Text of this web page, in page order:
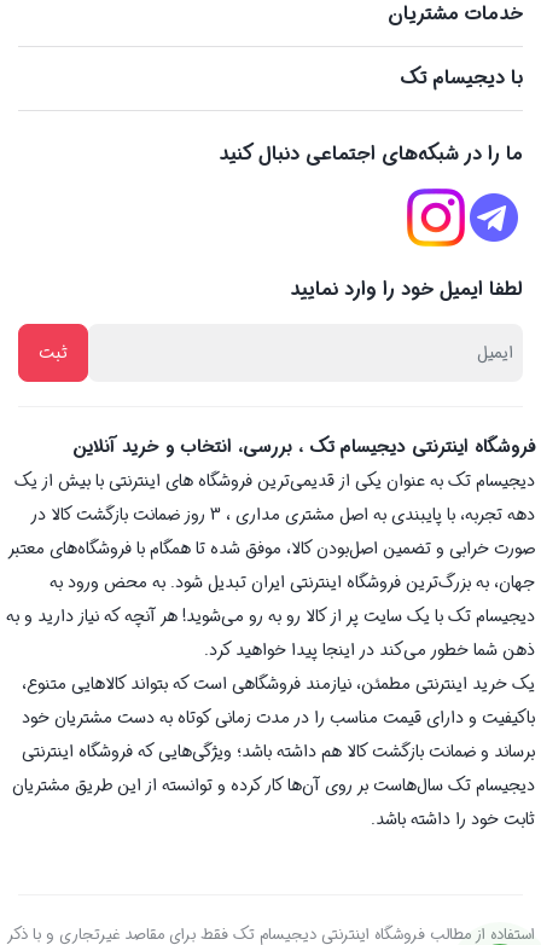
خدمات مشتریان
با دیجیسام تک
ما را در شبکه‌های اجتماعی دنبال کنید
لطفا ایمیل خود را وارد نمایید
فروشگاه اینترنتی دیجیسام تک ، بررسی، انتخاب و خرید آنلاین
دیجیسام تک به عنوان یکی از قدیمی‌ترین فروشگاه های اینترنتی با بیش از یک
دهه تجربه، با پایبندی به اصل مشتری مداری ، 3 روز ضمانت بازگشت کالا در
صورت خرابی و تضمین اصل‌بودن کالا، موفق شده تا همگام با فروشگاه‌های معتبر
جهان، به بزرگ‌ترین فروشگاه اینترنتی ایران تبدیل شود. به محض ورود به
دیجیسام تک با یک سایت پر از کالا رو به رو می‌شوید! هر آنچه که نیاز دارید و به
ذهن شما خطور می‌کند در اینجا پیدا خواهید کرد.
یک خرید اینترنتی مطمئن، نیازمند فروشگاهی است که بتواند کالاهایی متنوع،
باکیفیت و دارای قیمت مناسب را در مدت زمانی کوتاه به دست مشتریان خود
برساند و ضمانت بازگشت کالا هم داشته باشد؛ ویژگی‌هایی که فروشگاه اینترنتی
دیجیسام تک سال‌هاست بر روی آن‌ها کار کرده و توانسته از این طریق مشتریان
ثابت خود را داشته باشد.
استفاده از مطالب فروشگاه اینترنتی دیجیسام تک فقط برای مقاصد غیرتجاری و با ذکر